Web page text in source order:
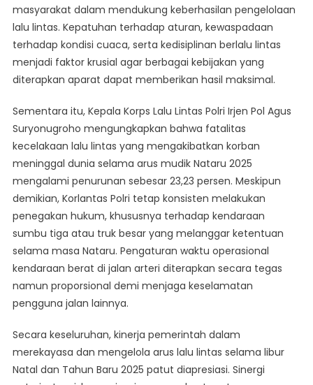
masyarakat dalam mendukung keberhasilan pengelolaan
lalu lintas. Kepatuhan terhadap aturan, kewaspadaan
terhadap kondisi cuaca, serta kedisiplinan berlalu lintas
menjadi faktor krusial agar berbagai kebijakan yang
diterapkan aparat dapat memberikan hasil maksimal.
Sementara itu, Kepala Korps Lalu Lintas Polri Irjen Pol Agus
Suryonugroho mengungkapkan bahwa fatalitas
kecelakaan lalu lintas yang mengakibatkan korban
meninggal dunia selama arus mudik Nataru 2025
mengalami penurunan sebesar 23,23 persen. Meskipun
demikian, Korlantas Polri tetap konsisten melakukan
penegakan hukum, khususnya terhadap kendaraan
sumbu tiga atau truk besar yang melanggar ketentuan
selama masa Nataru. Pengaturan waktu operasional
kendaraan berat di jalan arteri diterapkan secara tegas
namun proporsional demi menjaga keselamatan
pengguna jalan lainnya.
Secara keseluruhan, kinerja pemerintah dalam
merekayasa dan mengelola arus lalu lintas selama libur
Natal dan Tahun Baru 2025 patut diapresiasi. Sinergi